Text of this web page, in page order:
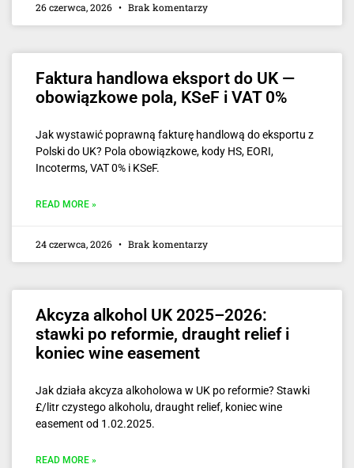
26 czerwca, 2026 Brak komentarzy
Faktura handlowa eksport do UK —
obowiązkowe pola, KSeF i VAT 0%
Jak wystawić poprawną fakturę handlową do eksportu z
Polski do UK? Pola obowiązkowe, kody HS, EORI,
Incoterms, VAT 0% i KSeF.
READ MORE »
24 czerwca, 2026 Brak komentarzy
Akcyza alkohol UK 2025–2026:
stawki po reformie, draught relief i
koniec wine easement
Jak działa akcyza alkoholowa w UK po reformie? Stawki
£/litr czystego alkoholu, draught relief, koniec wine
easement od 1.02.2025.
READ MORE »